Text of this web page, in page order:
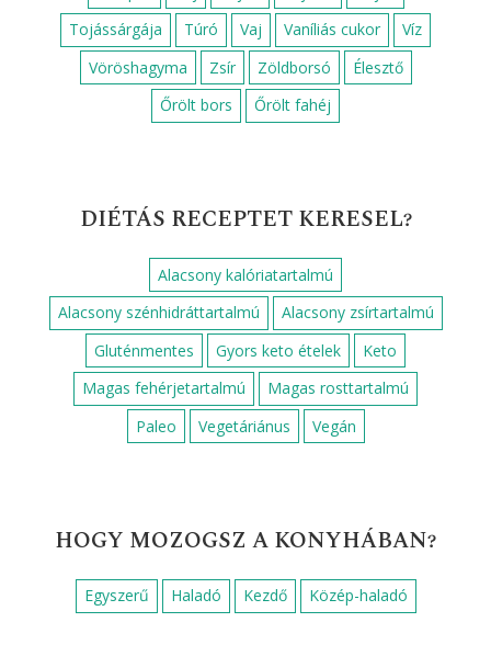
Tojássárgája
Túró Vaj Vaníliás cukor
Víz
Vöröshagyma
Zsír Zöldborsó
Élesztő
Őrölt bors
Őrölt fahéj
DIÉTÁS RECEPTET KERESEL?
Alacsony kalóriatartalmú
Alacsony szénhidráttartalmú
Alacsony zsírtartalmú
Gluténmentes
Gyors keto ételek
Keto
Magas fehérjetartalmú
Magas rosttartalmú
Paleo
Vegetáriánus Vegán
HOGY MOZOGSZ A KONYHÁBAN?
Egyszerű Haladó Kezdő Közép-haladó